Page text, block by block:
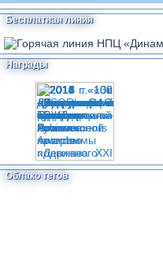
Бесплатная линия
Награды
Облако тегов